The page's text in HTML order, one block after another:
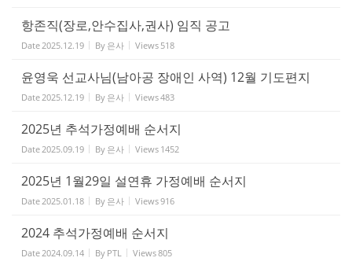
항존직(장로,안수집사,권사) 임직 공고
Date 2025.12.19 By 은사 Views 518
윤영욱 선교사님(남아공 장애인 사역) 12월 기도편지
Date 2025.12.19 By 은사 Views483
2025년 추석가정예배 순서지
Date 2025.09.19 By 은사 Views 1452
2025년 1월29일 설연휴 가정예배 순서지
Date 2025.01.18 By 은사 Views916
2024 추석가정예배 순서지
Date 2024.09.14 By PTL Views805